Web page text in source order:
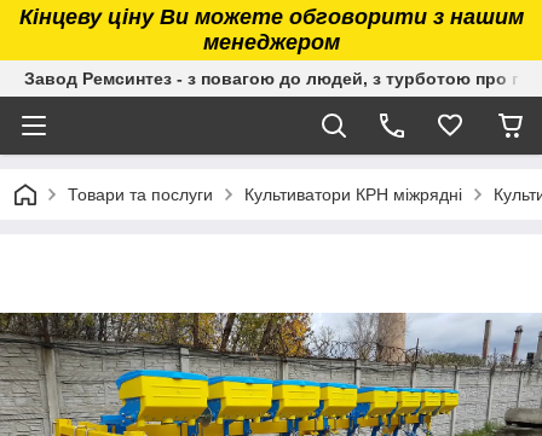
Кінцеву ціну Ви можете обговорити з нашим
менеджером
Завод Ремсинтез - з повагою до людей, з турботою про
Товари та послуги Культиватори КРН міжрядні